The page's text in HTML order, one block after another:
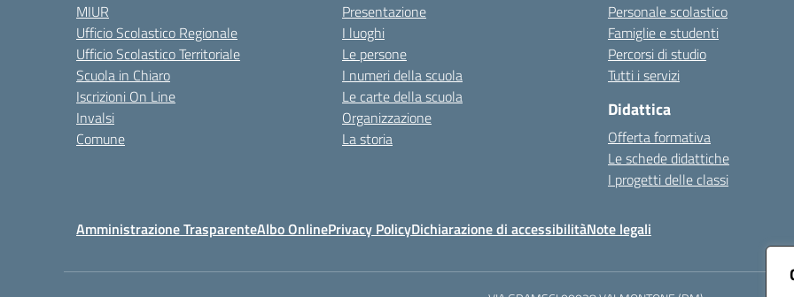
MIUR
Ufficio Scolastico Regionale
Ufficio Scolastico Territoriale
Scuola in Chiaro
Iscrizioni On Line
Invalsi
Comune
Presentazione
I luoghi
Le persone
I numeri della scuola
Le carte della scuola
Organizzazione
La storia
Personale scolastico
Famiglie e studenti
Percorsi di studio
Tutti i servizi
Didattica
Offerta formativa
Le schede didattiche
I progetti delle classi
Amministrazione TrasparenteAlbo OnlinePrivacy PolicyDichiarazione di accessibilitàNote legali